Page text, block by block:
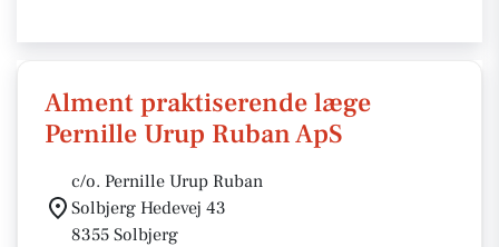
Alment praktiserende læge
Pernille Urup Ruban ApS
c/o. Pernille Urup Ruban
Solbjerg Hedevej 43
8355 Solbjerg